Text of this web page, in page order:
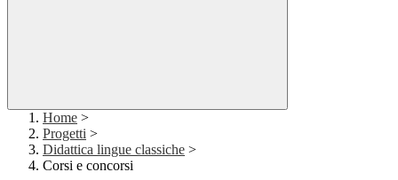
Home >
Progetti >
Didattica lingue classiche >
Corsi e concorsi